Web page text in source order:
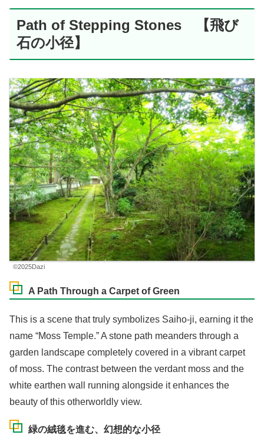
Path of Stepping Stones 【飛び
石の小径】
©2025Dazi
A Path Through a Carpet of Green
This is a scene that truly symbolizes Saiho-ji, earning it the
name “Moss Temple.” A stone path meanders through a
garden landscape completely covered in a vibrant carpet
of moss. The contrast between the verdant moss and the
white earthen wall running alongside it enhances the
beauty of this otherworldly view.
緑の絨毯を進む、幻想的な小径